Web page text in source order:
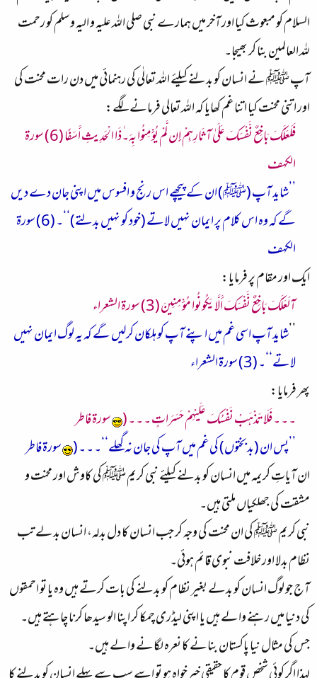
السلام کو مبعوث کیا اور آخر میں ہمارے نبی صلی اللہ علیہ و الیہ و سلم کو رحمت
للہ العالمین بنا کر بھیجا۔
آپ ﷺ نے انسان کو بدلنے کیلئے اللہ تعالٰی کی رہنمائی میں دن رات محنت کی
اور اتنی محنت کیا اتنا غم کھایا کہ اللہ تعالی فرمانے لگے:
فَلَعَلَّكَ بَاخِعٌ نَّفْسَكَ عَلَىٰ آثَارِهِمْ إِن لَّمْ يُؤْمِنُوا بِهَ۔ٰذَا الْحَدِيثِ أَسَفًا (6) سورة
الكهف
’’شاید آپ (ﷺ) ان کے پیچھے اس رنج و افسوس میں اپنی جان دے دیں
گے کہ وہ اس کلام پر ایمان نہیں لاتے (خود کو نہیں بدلتے)‘‘۔ (6) سورة
الكهف
ایک اور مقام پر فرمایا:
آلَعَلَّكَ بَاخِعٌ نَّفْسَكَ أَلَّا يَكُونُوا مُؤْمِنِينَ (3) سورة الشعراء
’’شاید آپ اسی غم میں اپنے آپ کو ہلکان کرلیں گے کہ یہ لوگ ایمان نہیں
لاتے‘‘۔ (3) سورة الشعراء
پھر فرمایا:
۔ ۔ ۔ فَلَا تَذْهَبْ نَفْسُكَ عَلَيْهِمْ حَسَرَاتٍ ۔ ۔ ۔ ( سورة فاطر
’’پس ان (بدبختوں) کی غم میں آپ کی جان نہ گھلے‘‘۔ ۔ ۔ ( سورة فاطر
ان آیاتِ کریمہ میں انسان کو بدلنے کیلئے نبی کریم ﷺ کی کاوش اور محنت و
مشقت کی جھلکیاں ملتی ہیں۔
نبی کریم ﷺ کی ان محنت کی وجہ کر جب انسان کا دل بدلہ، انسان بدلے تب
نظام بدلا اور خلافت نبوی قائم ہوئی۔
آج جو لوگ انسان کو بدلے بغیر نظام کو بدلنے کی بات کرتے ہیں وہ یا تو احمقوں
کی دنیا میں رہنے والے ہیں یا اپنی لیڈری چمکا کر اپنا الو سیدھا کرنا چاہتے ہیں۔
جس کی مثال نیا پاکستان بنانے کا نعرہ لگانے والے ہیں۔